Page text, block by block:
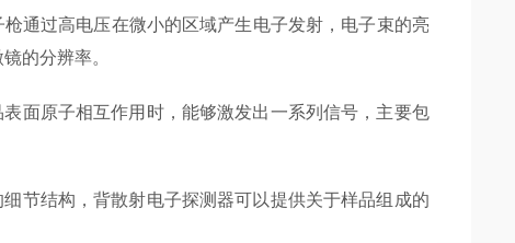
通过高电压在微小的区域产生电子发射，电子束的亮
的分辨率。
面原子相互作用时，能够激发出一系列信号，主要包
节结构，背散射电子探测器可以提供关于样品组成的